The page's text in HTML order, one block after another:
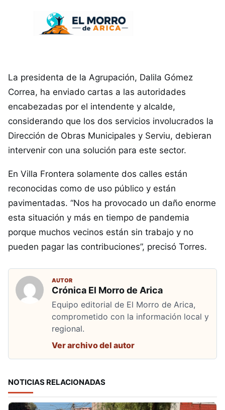
La presidenta de la Agrupación, Dalila Gómez
Correa, ha enviado cartas a las autoridades
encabezadas por el intendente y alcalde,
considerando que los dos servicios involucrados la
Dirección de Obras Municipales y Serviu, debieran
intervenir con una solución para este sector.
En Villa Frontera solamente dos calles están
reconocidas como de uso público y están
pavimentadas. “Nos ha provocado un daño enorme
esta situación y más en tiempo de pandemia
porque muchos vecinos están sin trabajo y no
pueden pagar las contribuciones”, precisó Torres.
AUTOR
Crónica El Morro de Arica
Equipo editorial de El Morro de Arica,
comprometido con la información local y
regional.
Ver archivo del autor
NOTICIAS RELACIONADAS